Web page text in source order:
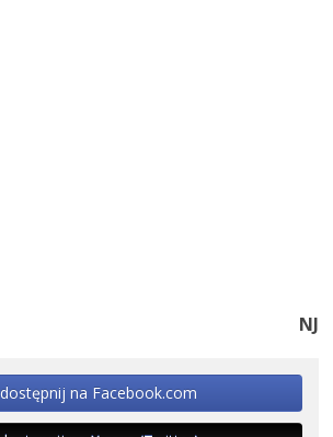
NJ
na Facebook.com